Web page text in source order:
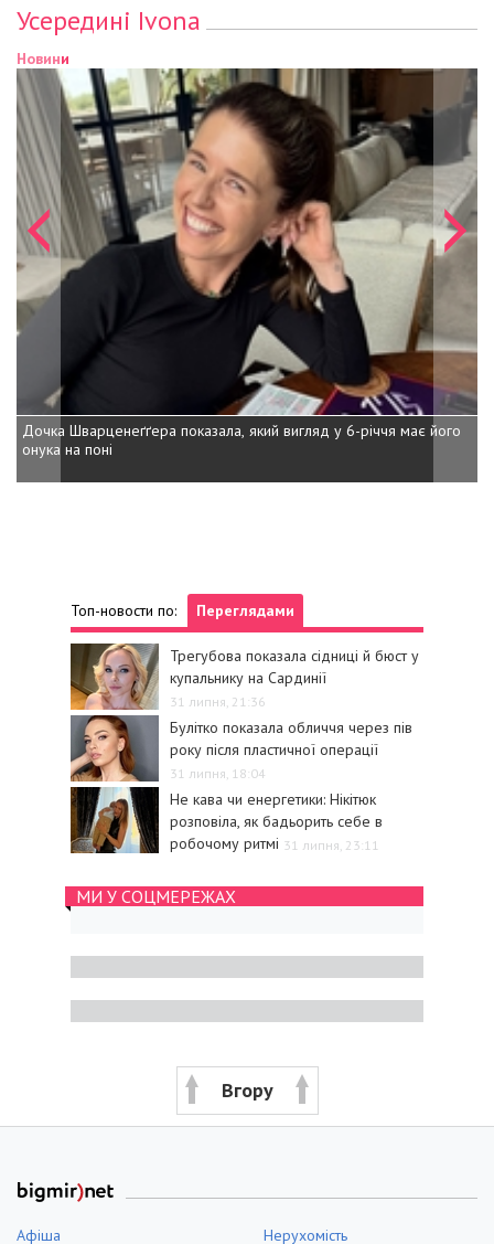
Усередині Ivona
Новини
Дочка Шварценеґґера показала, який вигляд у 6-річчя має його
онука на поні
Топ-новости по: Переглядами
Трегубова показала сідниці й бюст у
купальнику на Сардинії
31 липня, 21:36
Булітко показала обличчя через пів
року після пластичної операції
31 липня, 18:04
Не кава чи енергетики: Нікітюк
розповіла, як бадьорить себе в
робочому ритмі 31 липня, 23:11
МИ У СОЦМЕРЕЖАХ
Вгору
Афіша Нерухомість